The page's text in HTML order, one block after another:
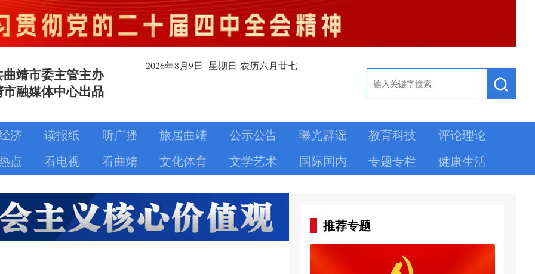
靖市委主管主办
融媒体中心出品
2026年8月9日 星期日 农历六月廿七
济 读报纸 听广播 旅居曲靖 公示公告 曝光辟谣 教育科技
评论理论
点
看电视 看曲靖 文化体育 文学艺术 国际国内 专题专栏 健康生活
推荐专题